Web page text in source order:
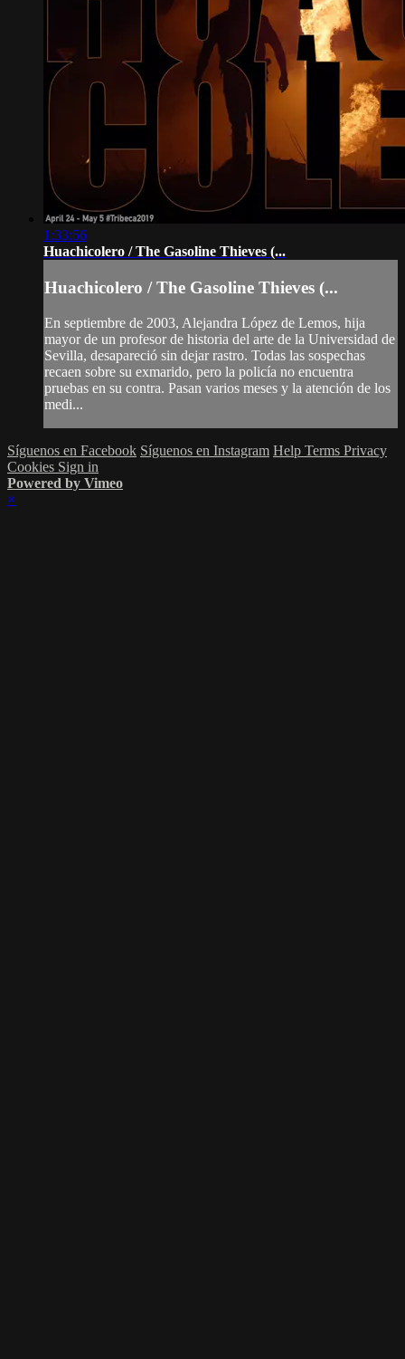
1:33:56
Huachicolero / The Gasoline Thieves (...
Huachicolero / The Gasoline Thieves (...
En septiembre de 2003, Alejandra López de Lemos, hija
mayor de un profesor de historia del arte de la Universidad de
Sevilla, desapareció sin dejar rastro. Todas las sospechas
recaen sobre su exmarido, pero la policía no encuentra
pruebas en su contra. Pasan varios meses y la atención de los
medi...
Síguenos en Facebook Síguenos en Instagram Help Terms Privacy
Cookies Sign in
Powered by Vimeo
×